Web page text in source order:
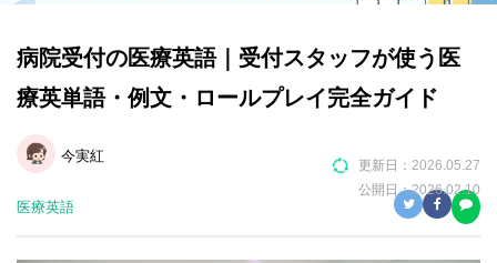
病院受付の医療英語｜受付スタッフが使う医
療英単語・例文・ロールプレイ完全ガイド
今実紅
更新日： 2026.05.27
公開日：2026.02.10
医療英語